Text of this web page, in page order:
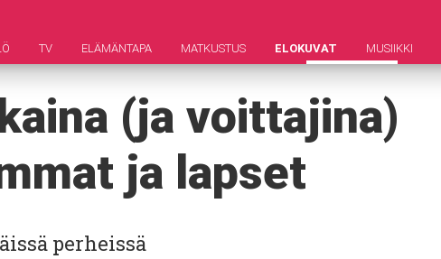
TV ELÄMÄNTAPA MATKUSTUS ELOKUVAT MUSIIKKI
(ja voittajina)
ja lapset
perheissä